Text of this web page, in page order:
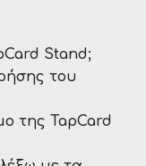
Stand;
του
της TapCard